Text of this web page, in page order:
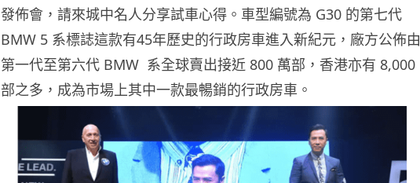
發佈會，請來城中名人分享試車心得。車型編號為 G30 的第七代
BMW 5 系標誌這款有45年歷史的行政房車進入新紀元，廠方公佈由
第一代至第六代 BMW 系全球賣出接近 800 萬部，香港亦有 8,000
部之多，成為市場上其中一款最暢銷的行政房車。